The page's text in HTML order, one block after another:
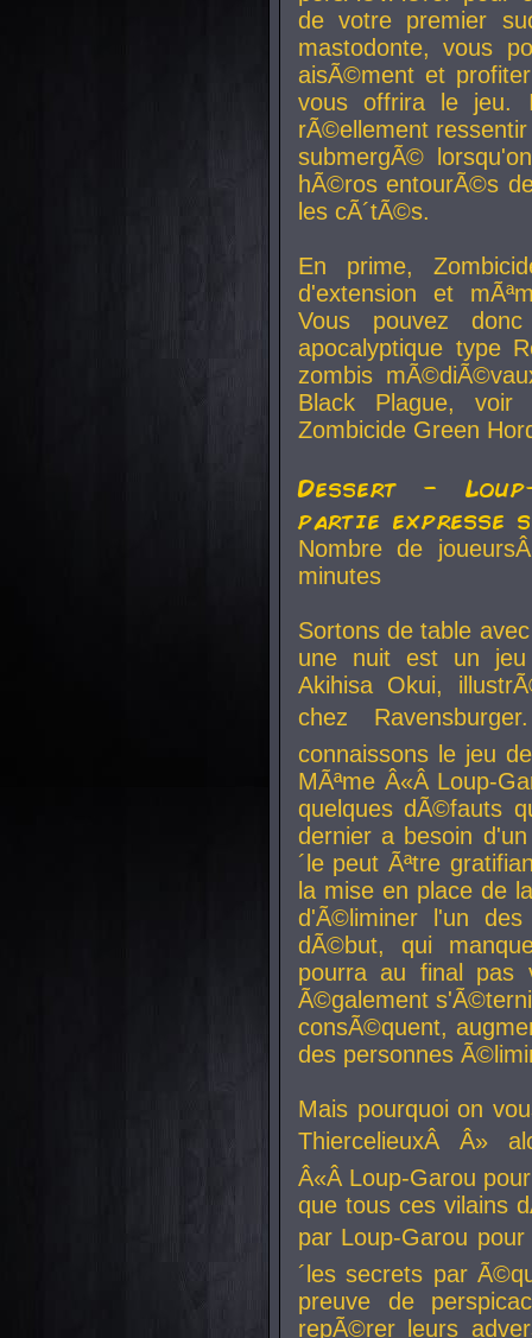
de votre premier
mastodonte, vous
aisÃ©ment et
vous offrira le jeu.
rÃ©ellement
submergÃ©
hÃ©ros entourÃ©s
les cÃ´tÃ©s.
En prime,
d'extension et
Vous pouvez
apocalyptique type
zombis
Black Plague,
Zombicide Green
Dessert -
partie expresse
Nombre de
minutes
Sortons de table
une nuit est un
Akihisa Okui,
chez
connaissons le jeu
MÃªme Â«Â Loup-
quelques dÃ©fauts
dernier a besoin
´le peut Ãªtre
la mise en place de
d'Ã©liminer l'un
dÃ©but, qui
pourra au final pas
Ã©galement
consÃ©quent,
des personnes
Mais pourquoi on
ThiercelieuxÂ Â»
Â«Â Loup-Garou
que tous ces vilains
par Loup-Garou
´les secrets par
preuve de
repÃ©rer leurs